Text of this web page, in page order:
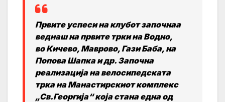
Првите успеси на клубот започнаа
веднаш на првите трки на Водно,
во Кичево, Маврово, Гази Баба, на
Попова Шапка и др. Започна
реализација на велосипедската
трка на Манастирскиот комплекс
„Св.Георгија“ која стана една од